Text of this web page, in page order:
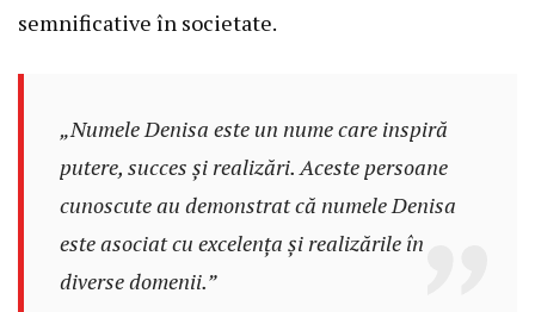
semnificative în societate.
„Numele Denisa este un nume care inspiră
putere, succes și realizări. Aceste persoane
cunoscute au demonstrat că numele Denisa
este asociat cu excelența și realizările în
diverse domenii.”